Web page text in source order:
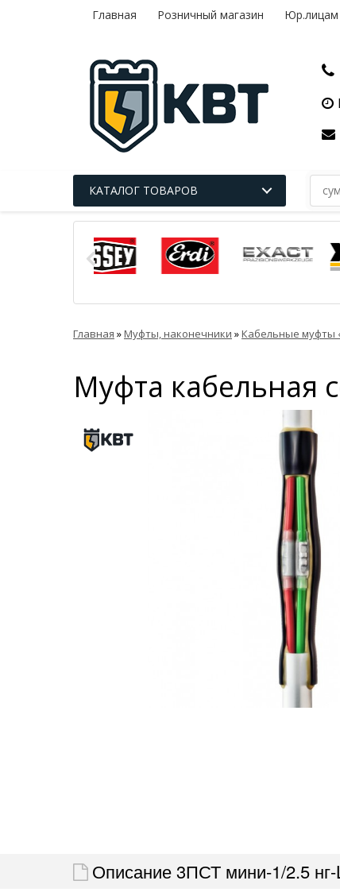
Главная Розничный магазин Юр.лицам
КАТАЛОГ ТОВАРОВ
Главная »Муфты, наконечники »Кабельные муфты
Муфта кабельная
Описание 3ПСТ мини-1/2.5